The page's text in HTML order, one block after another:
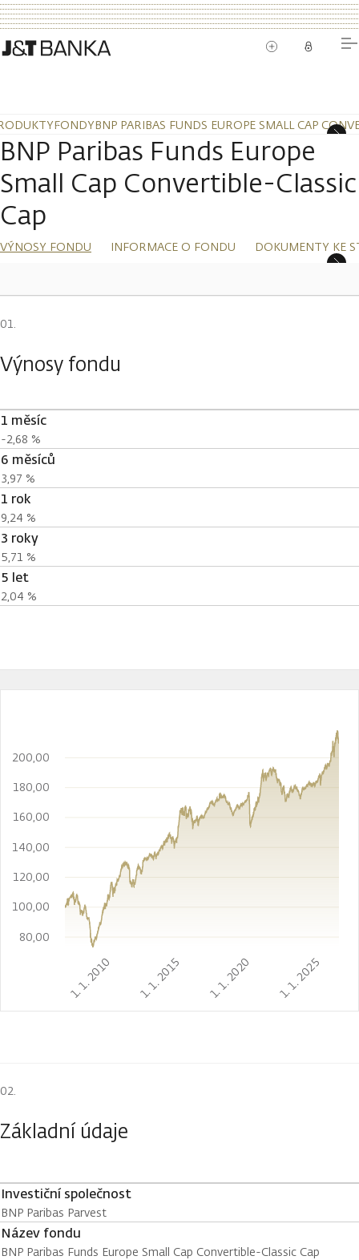
FONDYBNP PARIBAS FUNDS EUROPE SMALL CAP
BNP Paribas Funds Europe
Small Cap Convertible-Classic
Cap
VÝNOSY FONDU INFORMACE O FONDU DOKUMENTY KE
Výnosy fondu
1 měsíc
-2,68 %
6 měsíců
3,97 %
1 rok
9,24 %
3 roky
5,71 %
5 let
2,04 %
1. 1. 2010 1. 1. 2015 1. 1. 2020 1. 1. 2025
80,00
100,00
120,00
140,00
160,00
180,00
200,00
Základní údaje
Investiční společnost
BNP Paribas Parvest
Název fondu
BNP Paribas Funds Europe Small Cap Convertible-Classic Cap